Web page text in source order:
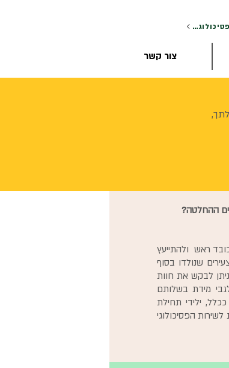
איזור לפסיכולוגים
צור קשר
ההחלטה?​
ראש ולהתייעץ
שנולדו בסוף
לבקש את חוות
מידת בשלותם
ילידי תחילת
הפסיכולוגי